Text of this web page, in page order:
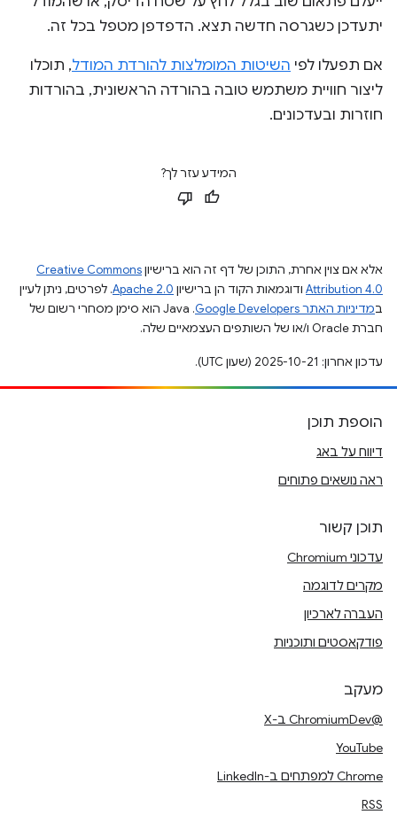
יתעדכן כשגרסה חדשה תצא. הדפדפן מטפל בכל זה.
אם תפעלו לפי השיטות המומלצות להורדת המודל, תוכלו
ליצור חוויית משתמש טובה בהורדה הראשונית, בהורדות
חוזרות ובעדכונים.
המידע עזר לך?
אלא אם צוין אחרת, התוכן של דף זה הוא ברישיוןCreative Commons
Attribution 4.0 ודוגמאות הקוד הן ברישיון Apache 2.0. לפרטים, ניתן לעיין
במדיניות האתר Google Developers‏
.‏ Java הוא סימן מסחרי רשום של
חברת Oracle ו/או של השותפים העצמאיים שלה.
עדכון אחרון: 2025-10-21 (שעון UTC).
הוספת תוכן
דיווח על באג
ראה נושאים פתוחים
תוכן קשור
עדכוני Chromium
מקרים לדוגמה
העברה לארכיון
פודקאסטים ותוכניות
מעקב
@ChromiumDev ב-X
YouTube
Chrome למפתחים ב-LinkedIn
RSS